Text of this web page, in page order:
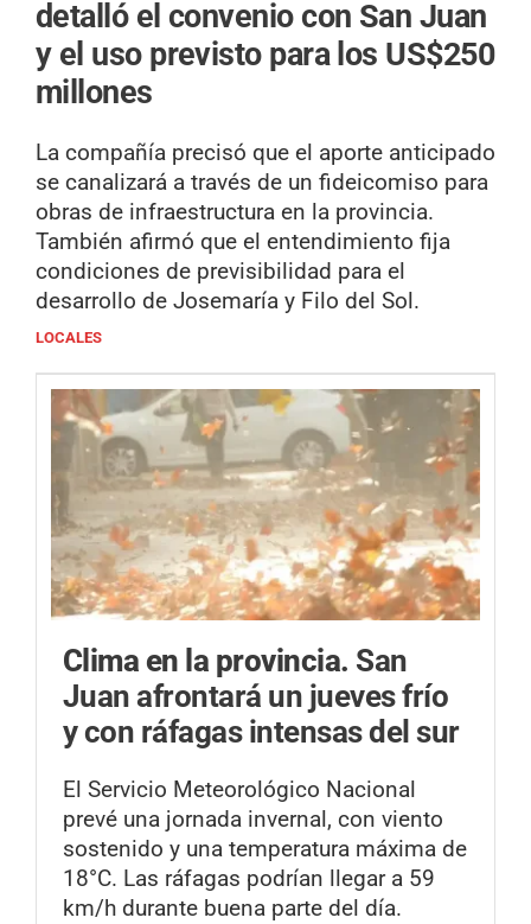
detalló el convenio con San Juan
y el uso previsto para los US$250
millones
La compañía precisó que el aporte anticipado
se canalizará a través de un fideicomiso para
obras de infraestructura en la provincia.
También afirmó que el entendimiento fija
condiciones de previsibilidad para el
desarrollo de Josemaría y Filo del Sol.
LOCALES
Clima en la provincia. San
Juan afrontará un jueves frío
y con ráfagas intensas del sur
El Servicio Meteorológico Nacional
prevé una jornada invernal, con viento
sostenido y una temperatura máxima de
18°C. Las ráfagas podrían llegar a 59
km/h durante buena parte del día.